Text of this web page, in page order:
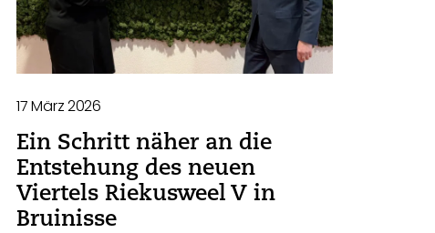
17 März 2026
Ein Schritt näher an die
Entstehung des neuen
Viertels Riekusweel V in
Bruinisse